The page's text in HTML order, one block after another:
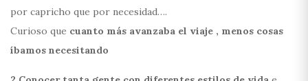
por capricho que por necesidad….
Curioso que cuanto más avanzaba el viaje , menos cosas
íbamos necesitando